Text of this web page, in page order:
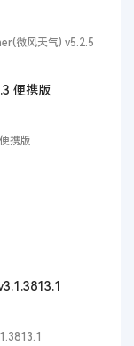
微风天气) v5.2.5
便携版
携版